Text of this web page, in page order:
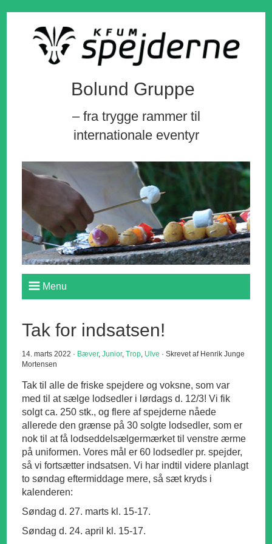
Bolund Gruppe
– fra trygge rammer til
internationale eventyr
Menu
Tak for indsatsen!
14. marts 2022 · Bæver,Junior,Trop, Ulve · Skrevet af Henrik Junge
Mortensen
Tak til alle de friske spejdere og voksne, som var
med til at sælge lodsedler i lørdags d. 12/3! Vi fik
solgt ca. 250 stk., og flere af spejderne nåede
allerede den grænse på 30 solgte lodsedler, som er
nok til at få lodseddelsælgermærket til venstre ærme
på uniformen. Vores mål er 60 lodsedler pr. spejder,
så vi fortsætter indsatsen. Vi har indtil videre planlagt
to søndag eftermiddage mere, så sæt kryds i
kalenderen:
Søndag d. 27. marts kl. 15-17.
Søndag d. 24. april kl. 15-17.